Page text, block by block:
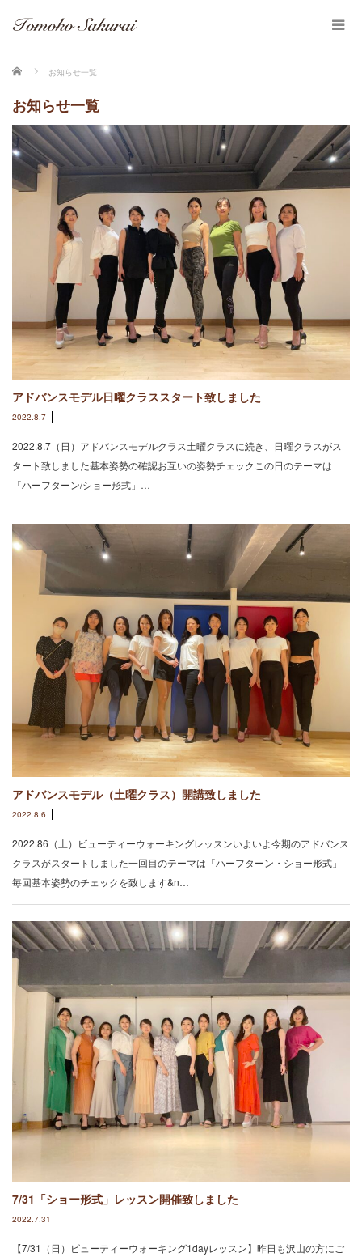
ホーム お知らせ一覧
お知らせ一覧
アドバンスモデル日曜クラススタート致しました
2022.8.7
2022.8.7（日）アドバンスモデルクラス土曜クラスに続き、日曜クラスがス
タート致しました基本姿勢の確認お互いの姿勢チェックこの日のテーマは
「ハーフターン/ショー形式」…
アドバンスモデル（土曜クラス）開講致しました
2022.8.6
2022.86（土）ビューティーウォーキングレッスンいよいよ今期のアドバンス
クラスがスタートしました一回目のテーマは「ハーフターン・ショー形式」
毎回基本姿勢のチェックを致します&n…
7/31「ショー形式」レッスン開催致しました
2022.7.31
【7/31（日）ビューティーウォーキング1dayレッスン】昨日も沢山の方にご